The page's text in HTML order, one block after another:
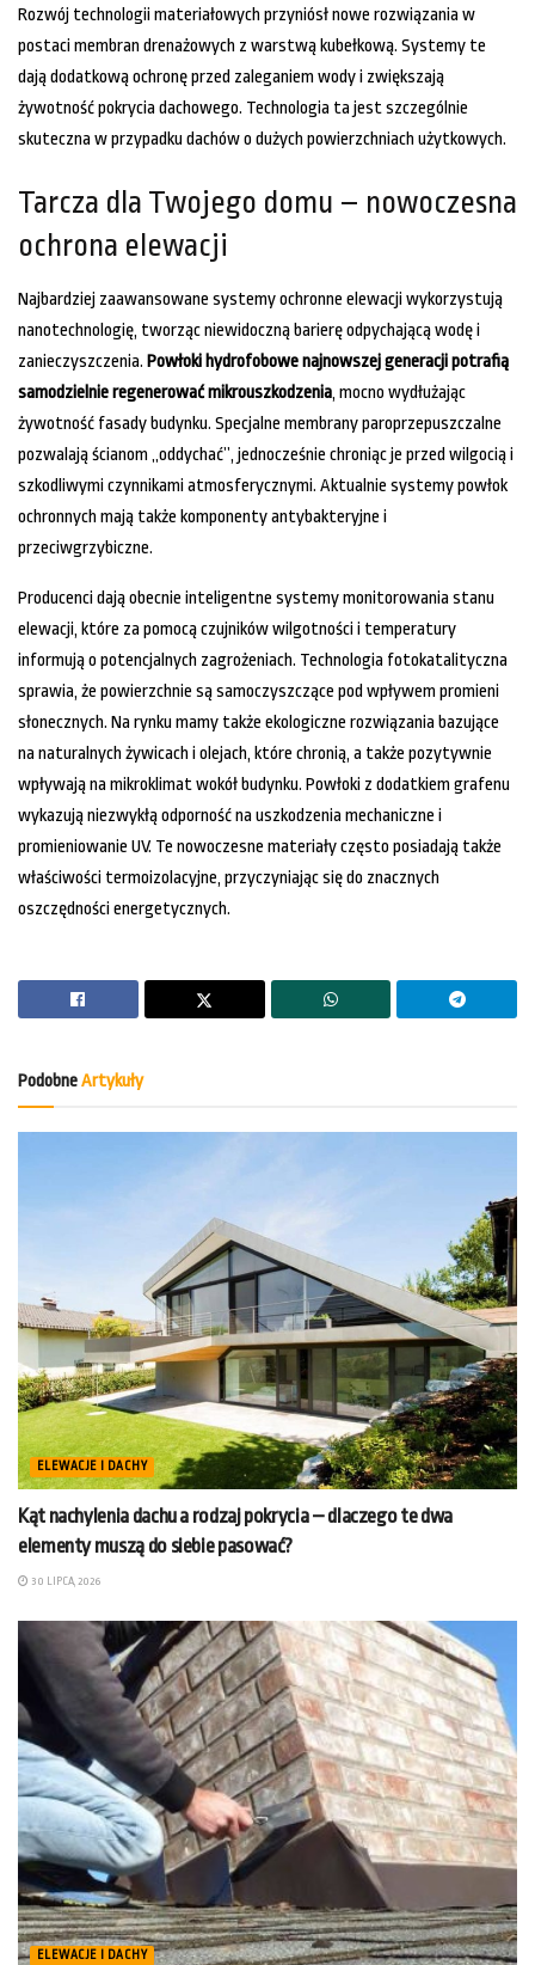
Rozwój technologii materiałowych przyniósł nowe rozwiązania w
postaci membran drenażowych z warstwą kubełkową. Systemy te
dają dodatkową ochronę przed zaleganiem wody i zwiększają
żywotność pokrycia dachowego. Technologia ta jest szczególnie
skuteczna w przypadku dachów o dużych powierzchniach użytkowych.
Tarcza dla Twojego domu – nowoczesna
ochrona elewacji
Najbardziej zaawansowane systemy ochronne elewacji wykorzystują
nanotechnologię, tworząc niewidoczną barierę odpychającą wodę i
zanieczyszczenia. Powłoki hydrofobowe najnowszej generacji potrafią
samodzielnie regenerować mikrouszkodzenia, mocno wydłużając
żywotność fasady budynku. Specjalne membrany paroprzepuszczalne
pozwalają ścianom „oddychać”, jednocześnie chroniąc je przed wilgocią i
szkodliwymi czynnikami atmosferycznymi. Aktualnie systemy powłok
ochronnych mają także komponenty antybakteryjne i
przeciwgrzybiczne.
Producenci dają obecnie inteligentne systemy monitorowania stanu
elewacji, które za pomocą czujników wilgotności i temperatury
informują o potencjalnych zagrożeniach. Technologia fotokatalityczna
sprawia, że powierzchnie są samoczyszczące pod wpływem promieni
słonecznych. Na rynku mamy także ekologiczne rozwiązania bazujące
na naturalnych żywicach i olejach, które chronią, a także pozytywnie
wpływają na mikroklimat wokół budynku. Powłoki z dodatkiem grafenu
wykazują niezwykłą odporność na uszkodzenia mechaniczne i
promieniowanie UV. Te nowoczesne materiały często posiadają także
właściwości termoizolacyjne, przyczyniając się do znacznych
oszczędności energetycznych.
PodobneArtykuły
ELEWACJE I DACHY
Kąt nachylenia dachu a rodzaj pokrycia – dlaczego te dwa
elementy muszą do siebie pasować?
30 LIPCA, 2026
ELEWACJE I DACHY